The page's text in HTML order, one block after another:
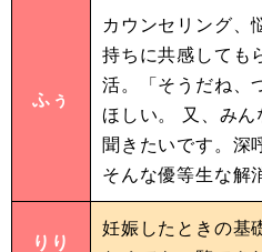
ふぅ
カウンセリング、
持ちに共感しても
活。「そうだね、
ほしい。 又、み
聞きたいです。深
そんな優等生な解
りり
妊娠したときの基